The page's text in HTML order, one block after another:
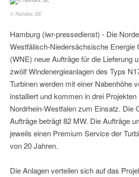
© Nordex SE
Hamburg (iwr-pressedienst) - Die
Westfälisch‑Niedersächsische Energie
(WNE) neue Aufträge für die Lieferung
zwölf Windenergieanlagen des Typs
Turbinen werden mit einer Nabenhöhe
installiert und kommen in drei
Nordrhein‑Westfalen zum Einsatz. Die
Aufträge beträgt 82 MW. Die Aufträge
jeweils einen Premium Service der
von 20 Jahren.
Die Anlagen verteilen sich auf das